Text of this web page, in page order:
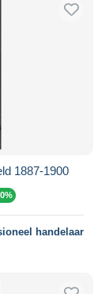
1887-1900
handelaar